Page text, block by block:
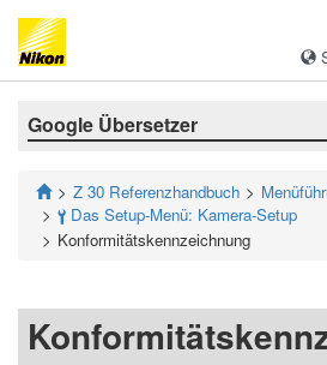
Google Übersetzer
Z 30 Referenzhandbuch
B Das Setup-Menü: Kamera-Setup
Konformitätskennzeichnung